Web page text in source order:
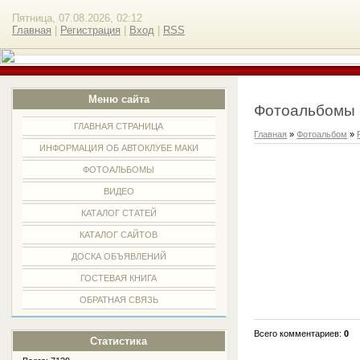
Пятница, 07.08.2026, 02:12
Главная
Регистрация Вход RSS
Меню сайта
ГЛАВНАЯ СТРАНИЦА
ИНФОРМАЦИЯ ОБ АВТОКЛУБЕ МАКИ
ФОТОАЛЬБОМЫ
ВИДЕО
КАТАЛОГ СТАТЕЙ
КАТАЛОГ САЙТОВ
ДОСКА ОБЪЯВЛЕНИЙ
ГОСТЕВАЯ КНИГА
ОБРАТНАЯ СВЯЗЬ
Статистика
Фотоальбомы
Главная »Фотоальбом »
Всего комментариев:0